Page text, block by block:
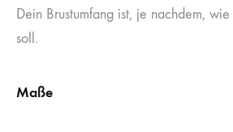
Dein Brustumfang ist, je nachdem,
soll.
Maße